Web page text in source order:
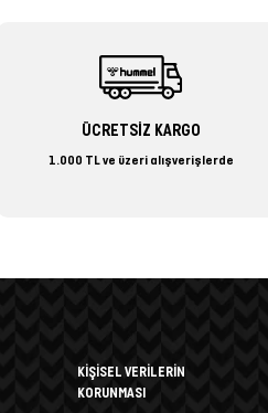
ÜCRETSİZ KARGO
1.000 TL ve üzeri alışverişlerde
KİŞİSEL VERİLERİN
KORUNMASI